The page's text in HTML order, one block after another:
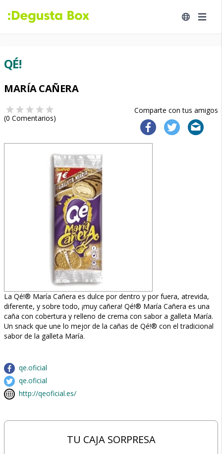
QÉ!
MARÍA CAÑERA
Comparte con tus amigos
(0 Comentarios)
La Qé!® María Cañera es dulce por dentro y por fuera, atrevida,
diferente, y sobre todo, ¡muy cañera! Qé!® María Cañera es una
caña con cobertura y relleno de crema con sabor a galleta María.
Un snack que une lo mejor de la cañas de Qé!® con el tradicional
sabor de la galleta María.
qe.oficial
qe.oficial
http://qeoficial.es/
TU CAJA SORPRESA